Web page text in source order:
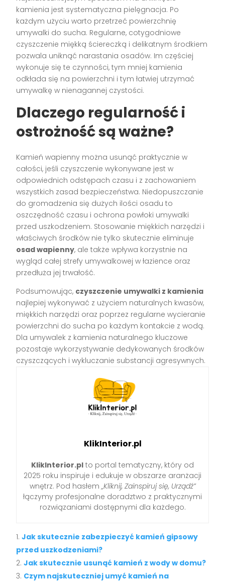
kamienia jest systematyczna pielęgnacja. Po
każdym użyciu warto przetrzeć powierzchnię
umywalki do sucha. Regularne, cotygodniowe
czyszczenie miękką ściereczką i delikatnym środkiem
pozwala uniknąć narastania osadów. Im częściej
wykonuje się te czynności, tym mniej kamienia
odkłada się na powierzchni i tym łatwiej utrzymać
umywalkę w nienagannej czystości.
Dlaczego regularność i
ostrożność są ważne?
Kamień wapienny można usunąć praktycznie w
całości, jeśli czyszczenie wykonywane jest w
odpowiednich odstępach czasu i z zachowaniem
wszystkich zasad bezpieczeństwa. Niedopuszczanie
do gromadzenia się dużych ilości osadu to
oszczędność czasu i ochrona powłoki umywalki
przed uszkodzeniem. Stosowanie miękkich narzędzi i
właściwych środków nie tylko skutecznie eliminuje
osad wapienny, ale także wpływa korzystnie na
wygląd całej strefy umywalkowej w łazience oraz
przedłuża jej trwałość.
Podsumowując, czyszczenie umywalki z kamienia
najlepiej wykonywać z użyciem naturalnych kwasów,
miękkich narzędzi oraz poprzez regularne wycieranie
powierzchni do sucha po każdym kontakcie z wodą.
Dla umywalek z kamienia naturalnego kluczowe
pozostaje wykorzystywanie dedykowanych środków
czyszczących i wykluczanie substancji agresywnych.
KlikInterior.pl
KlikInterior.pl to portal tematyczny, który od
2025 roku inspiruje i edukuje w obszarze aranżacji
wnętrz. Pod hasłem „Kliknij, Zainspiruj się, Urządź”
łączymy profesjonalne doradztwo z praktycznymi
rozwiązaniami dostępnymi dla każdego.
Jak skutecznie zabezpieczyć kamień gipsowy
przed uszkodzeniami?
Jak skutecznie usunąć kamień z wody w domu?
Czym najskuteczniej umyć kamień na